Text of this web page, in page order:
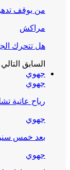
من يوقف
مراكش
هل تتحرك
السابق التالي
جهوي
جهوي
رياح عاتية
جهوي
بعد خمس
جهوي